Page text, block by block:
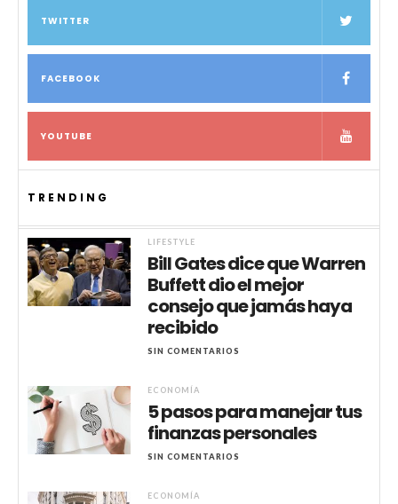
TWITTER
FACEBOOK
YOUTUBE
TRENDING
LIFESTYLE
Bill Gates dice que Warren
Buffett dio el mejor
consejo que jamás haya
recibido
SIN COMENTARIOS
ECONOMÍA
5 pasos para manejar tus
finanzas personales
SIN COMENTARIOS
ECONOMÍA